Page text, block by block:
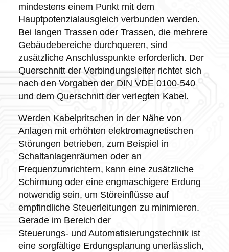
mindestens einem Punkt mit dem
Hauptpotenzialausgleich verbunden werden.
Bei langen Trassen oder Trassen, die mehrere
Gebäudebereiche durchqueren, sind
zusätzliche Anschlusspunkte erforderlich. Der
Querschnitt der Verbindungsleiter richtet sich
nach den Vorgaben der DIN VDE 0100-540
und dem Querschnitt der verlegten Kabel.
Werden Kabelpritschen in der Nähe von
Anlagen mit erhöhten elektromagnetischen
Störungen betrieben, zum Beispiel in
Schaltanlagenräumen oder an
Frequenzumrichtern, kann eine zusätzliche
Schirmung oder eine engmaschigere Erdung
notwendig sein, um Störeinflüsse auf
empfindliche Steuerleitungen zu minimieren.
Gerade im Bereich der
Steuerungs- und Automatisierungstechnikist
eine sorgfältige Erdungsplanung unerlässlich,